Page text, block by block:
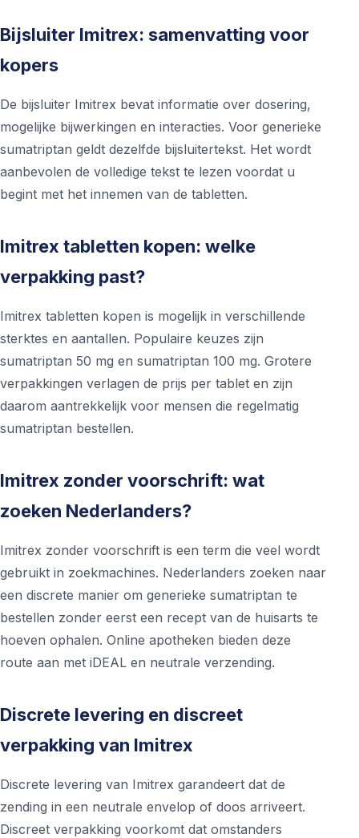
Bijsluiter Imitrex: samenvatting voor
kopers
De bijsluiter Imitrex bevat informatie over dosering,
mogelijke bijwerkingen en interacties. Voor generieke
sumatriptan geldt dezelfde bijsluitertekst. Het wordt
aanbevolen de volledige tekst te lezen voordat u
begint met het innemen van de tabletten.
Imitrex tabletten kopen: welke
verpakking past?
Imitrex tabletten kopen is mogelijk in verschillende
sterktes en aantallen. Populaire keuzes zijn
sumatriptan 50 mg en sumatriptan 100 mg. Grotere
verpakkingen verlagen de prijs per tablet en zijn
daarom aantrekkelijk voor mensen die regelmatig
sumatriptan bestellen.
Imitrex zonder voorschrift: wat
zoeken Nederlanders?
Imitrex zonder voorschrift is een term die veel wordt
gebruikt in zoekmachines. Nederlanders zoeken naar
een discrete manier om generieke sumatriptan te
bestellen zonder eerst een recept van de huisarts te
hoeven ophalen. Online apotheken bieden deze
route aan met iDEAL en neutrale verzending.
Discrete levering en discreet
verpakking van Imitrex
Discrete levering van Imitrex garandeert dat de
zending in een neutrale envelop of doos arriveert.
Discreet verpakking voorkomt dat omstanders